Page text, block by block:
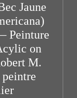
Jaune
Peinture
on
M.
peintre